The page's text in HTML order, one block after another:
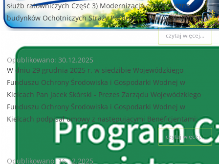
służb ratowniczych Część 3) Modernizacja energetyczna
budynków Ochotniczych Straży Pożarnych” podpisał umowę z:
czytaj więcej...
Opublikowano: 30.12.2025
W dniu 29 grudnia 2025 r. w siedzibie Wojewódzkiego
Funduszu Ochrony Środowiska i Gospodarki Wodnej w
Kielcach Pan Jacek Skórski - Prezes Zarządu Wojewódzkiego
Funduszu Ochrony Środowiska i Gospodarki Wodnej w
Kielcach podpisał umowy z następującymi Beneficjentami:
czytaj więcej...
Opublikowano: 16.12.2025